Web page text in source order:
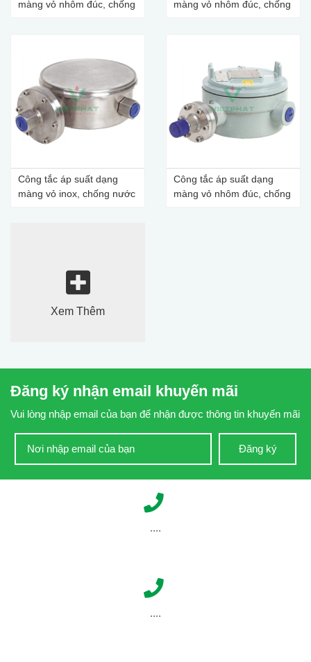
màng vỏ nhôm đúc, chống
màng vỏ nhôm đúc, chống
Công tắc áp suất dạng
màng vỏ inox, chống nước
Công tắc áp suất dạng
màng vỏ nhôm đúc, chống
Xem Thêm
Đăng ký nhận email khuyến mãi
Vui lòng nhập email của bạn để nhận được thông tin khuyến mãi
Đăng ký
....
....